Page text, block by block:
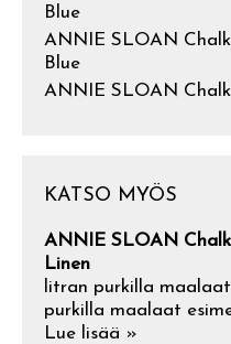
Blue
ANNIE SLOAN
Blue
ANNIE SLOAN
KATSO MYÖS
ANNIE SLOAN
Linen
litran purkilla maalaat
purkilla maalaat
Lue lisää »